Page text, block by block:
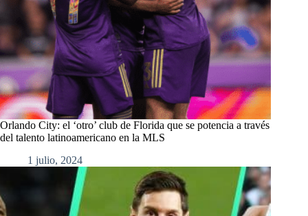
Orlando City: el ‘otro’ club de Florida que se potencia a través
del talento latinoamericano en la MLS
1 julio, 2024